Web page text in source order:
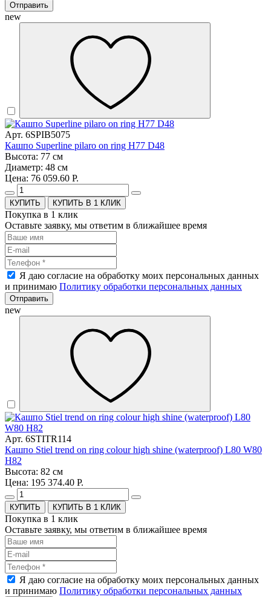
Отправить
new
Арт. 6SPIB5075
Кашпо Superline pilaro on ring H77 D48
Высота: 77 см
Диаметр: 48 см
Цена: 76 059.60 Р.
КУПИТЬ В 1 КЛИК
Покупка в 1 клик
Оставьте заявку, мы ответим в ближайшее время
Я даю согласие на обработку моих персональных данных
и принимаю Политику обработки персональных данных
Отправить
new
Арт. 6STITR114
Кашпо Stiel trend on ring colour high shine (waterproof) L80 W80
H82
Высота: 82 см
Цена: 195 374.40 Р.
КУПИТЬ В 1 КЛИК
Покупка в 1 клик
Оставьте заявку, мы ответим в ближайшее время
Я даю согласие на обработку моих персональных данных
и принимаю Политику обработки персональных данных